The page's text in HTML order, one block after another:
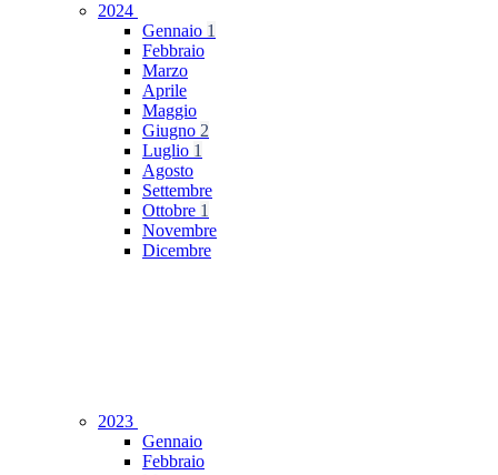
2024
Gennaio 1
Febbraio
Marzo
Aprile
Maggio
Giugno 2
Luglio 1
Agosto
Settembre
Ottobre 1
Novembre
Dicembre
2023
Gennaio
Febbraio